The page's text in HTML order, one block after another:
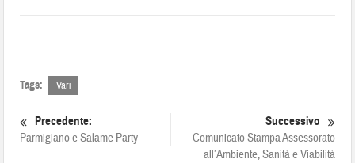
Tags: Vari
Precedente:
Parmigiano e Salame Party
Successivo
Comunicato Stampa Assessorato
all’Ambiente, Sanità e Viabilità